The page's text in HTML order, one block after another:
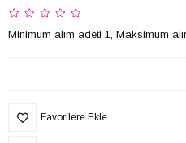
Minimum alım adeti 1, Maksimum
Favorilere Ekle